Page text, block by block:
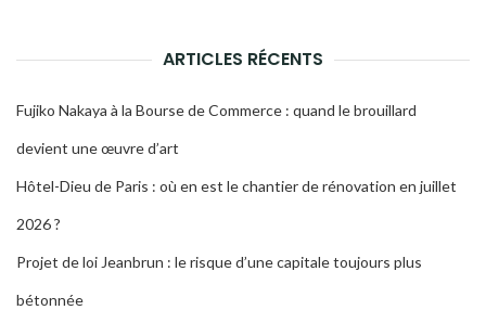
ARTICLES RÉCENTS
Fujiko Nakaya à la Bourse de Commerce : quand le brouillard
devient une œuvre d’art
Hôtel-Dieu de Paris : où en est le chantier de rénovation en juillet
2026 ?
Projet de loi Jeanbrun : le risque d’une capitale toujours plus
bétonnée